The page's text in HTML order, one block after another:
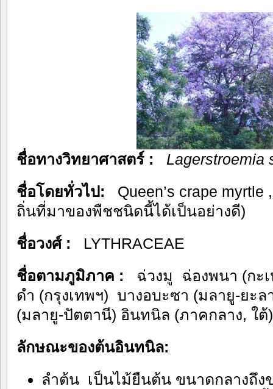
ชื่อทางวิทยาศาสตร์ :
Lagerstroemia
ชื่อโดยทั่วไป:
Queen’s crape
ถิ่นที่มาของพืชชนิดนี้ได้เป็นอย่างดี)
ชื่อวงศ์ :
LYTHRACEAE
ชื่อตามภูมิภาค :
ฉ่วงมู ฉ่องพนา (กะ
ดำ (กรุงเทพฯ) บางอบะซา (มลายู-ยะล
(มลายู-ปัตตานี) อินทนิล (ภาคกลาง, ใต้)
ลักษณะของต้นอินทนิล:
ลำต้น เป็นไม้ยืนต้น ขนาดกลางถึง